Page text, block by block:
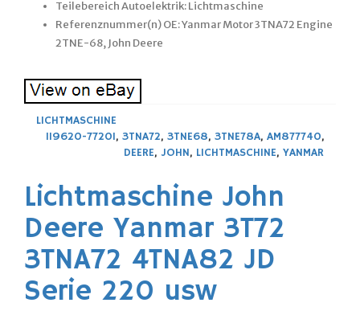
Teilebereich Autoelektrik: Lichtmaschine
Referenznummer(n) OE: Yanmar Motor 3TNA72 Engine
2TNE-68, John Deere
LICHTMASCHINE
119620-77201, 3TNA72, 3TNE68, 3TNE78A, AM877740,
DEERE, JOHN, LICHTMASCHINE, YANMAR
Lichtmaschine John
Deere Yanmar 3T72
3TNA72 4TNA82 JD
Serie 220 usw